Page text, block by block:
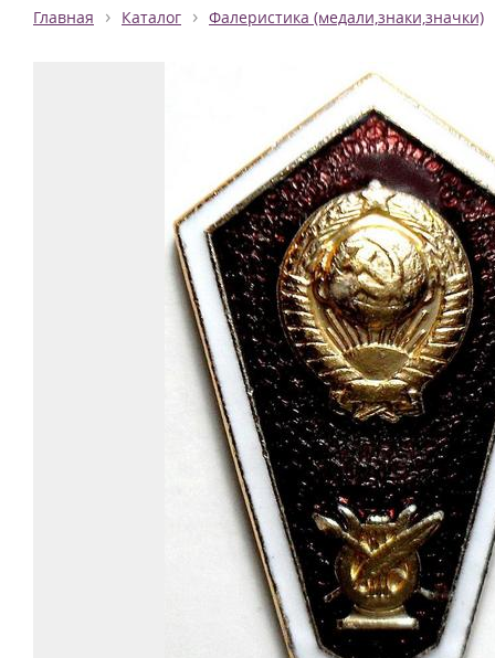
Главная › Каталог › Фалеристика (медали,знаки,значки)